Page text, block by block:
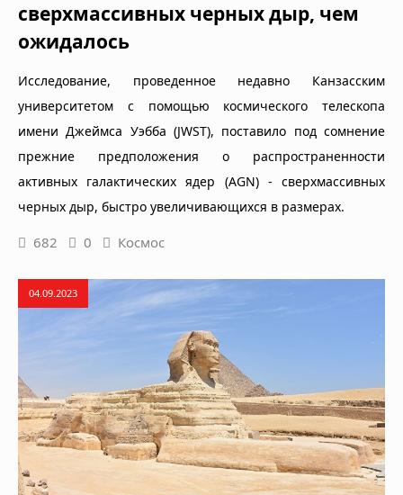
сверхмассивных черных дыр, чем
ожидалось
Исследование, проведенное недавно Канзасским
университетом с помощью космического телескопа
имени Джеймса Уэбба (JWST), поставило под сомнение
прежние предположения о распространенности
активных галактических ядер (AGN) - сверхмассивных
черных дыр, быстро увеличивающихся в размерах.
682 0 Космос
04.09.2023